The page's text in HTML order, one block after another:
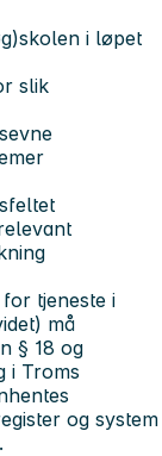
i løpet
slik
tjeneste i
må
§ 18 og
i Troms
og system